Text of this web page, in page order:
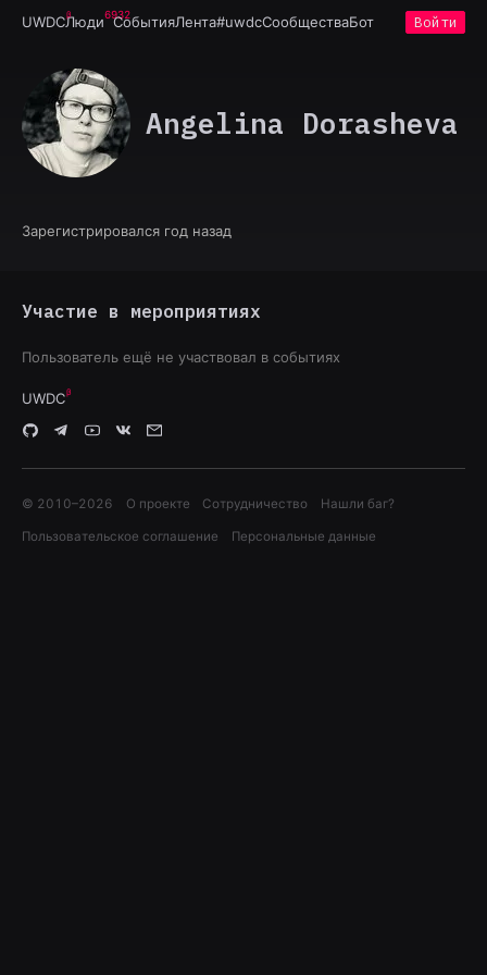
UWDCЛюди6932
СобытияЛента#uwdcСообществаБот Войти
Angelina Dorasheva
Зарегистрировался год назад
Участие в мероприятиях
Пользователь ещё не участвовал в событиях
UWDC
© 2010–2026 О проекте Сотрудничество Нашли баг?
Пользовательское соглашение Персональные данные